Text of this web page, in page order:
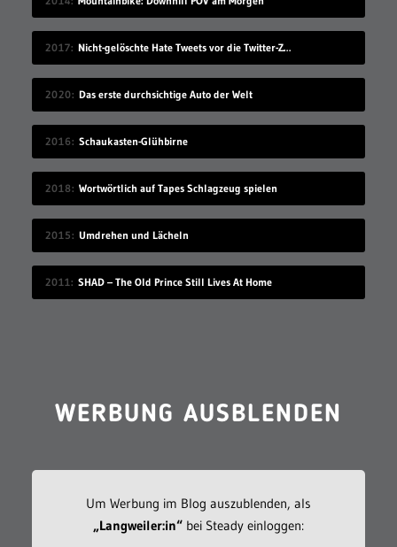
2017 Nicht-gelöschte Hate Tweets vor die Twitter-Zentrale gesprüht
2020 Das erste durchsichtige Auto der Welt
2016 Schaukasten-Glühbirne
2018 Wortwörtlich auf Tapes Schlagzeug spielen
2015 Umdrehen und Lächeln
2011 SHAD – The Old Prince Still Lives At Home
WERBUNG AUSBLENDEN
Um Werbung im Blog auszublenden, als
„Langweiler:in“bei Steady einloggen: